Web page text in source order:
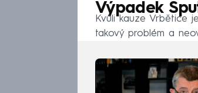
Výpadek
Kvůli kauze Vrbětice
takový problém a